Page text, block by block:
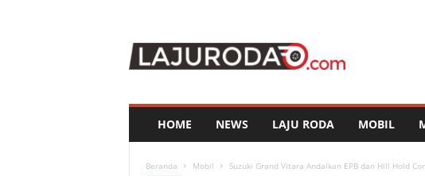
u
HOME NEWS LAJU RODA MOBIL
Beranda Mobil Suzuki Grand Vitara Andalkan EPB dan Hill Hold